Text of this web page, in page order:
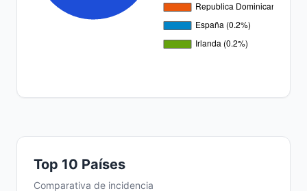
Top 10 Países
Comparativa de incidencia